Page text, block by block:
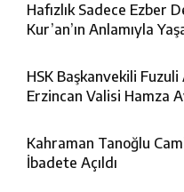
Hafızlık Sadece Ezber
Kur’an’ın Anlamıyla
HSK Başkanvekili Fuzuli
Erzincan Valisi Hamza
Kahraman Tanoğlu
İbadete Açıldı